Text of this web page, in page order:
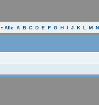
• Alle A B C D E F G H I J K L M N